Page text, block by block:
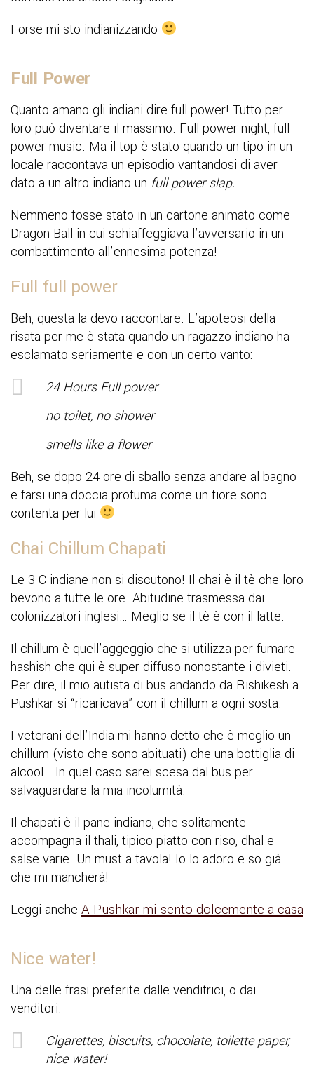
Forse mi sto indianizzando
Full Power
Quanto amano gli indiani dire full power! Tutto per
loro può diventare il massimo. Full power night, full
power music. Ma il top è stato quando un tipo in un
locale raccontava un episodio vantandosi di aver
dato a un altro indiano un full power slap.
Nemmeno fosse stato in un cartone animato come
Dragon Ball in cui schiaffeggiava l’avversario in un
combattimento all’ennesima potenza!
Full full power
Beh, questa la devo raccontare. L’apoteosi della
risata per me è stata quando un ragazzo indiano ha
esclamato seriamente e con un certo vanto:
24 Hours Full power
no toilet, no shower
smells like a flower
Beh, se dopo 24 ore di sballo senza andare al bagno
e farsi una doccia profuma come un fiore sono
contenta per lui
Chai Chillum Chapati
Le 3 C indiane non si discutono! Il chai è il tè che loro
bevono a tutte le ore. Abitudine trasmessa dai
colonizzatori inglesi… Meglio se il tè è con il latte.
Il chillum è quell’aggeggio che si utilizza per fumare
hashish che qui è super diffuso nonostante i divieti.
Per dire, il mio autista di bus andando da Rishikesh a
Pushkar si “ricaricava” con il chillum a ogni sosta.
I veterani dell’India mi hanno detto che è meglio un
chillum (visto che sono abituati) che una bottiglia di
alcool… In quel caso sarei scesa dal bus per
salvaguardare la mia incolumità.
Il chapati è il pane indiano, che solitamente
accompagna il thali, tipico piatto con riso, dhal e
salse varie. Un must a tavola! Io lo adoro e so già
che mi mancherà!
Leggi anche A Pushkar mi sento dolcemente a casa
Nice water!
Una delle frasi preferite dalle venditrici, o dai
venditori.
Cigarettes, biscuits, chocolate, toilette paper,
nice water!